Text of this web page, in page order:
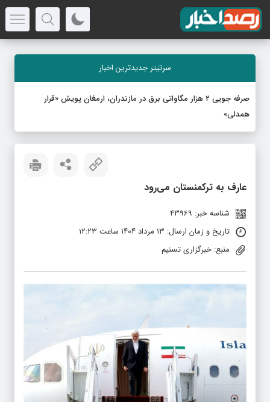
سرتیتر جدیدترین اخبار
صرفه جویی ۲ هزار مگاواتی برق در مازندران، ارمغان پویش «قرار
همدلی»
عارف به ترکمنستان می‌رود
شناسه خبر: 43969
تاریخ و زمان ارسال: ۱۳ مرداد ۱۴۰۴ ساعت ۱۲:۲۳
منبع: خبرگزاری تسنیم